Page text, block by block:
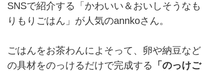
SNSで紹介する「かわいい＆おいしそうなも
りもりごはん」が人気のannkoさん。
ごはんをお茶わんによそって、卵や納豆など
の具材をのっけるだけで完成する 「のっけご